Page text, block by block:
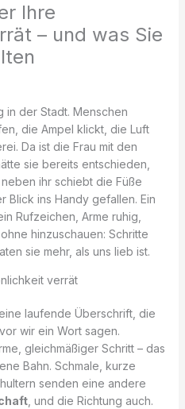
Ihre
– und was Sie
in der Stadt. Menschen
die Ampel klickt, die Luft
Da ist die Frau mit den
sie bereits entschieden,
ihr schiebt die Füße
Blick ins Handy gefallen. Ein
Rufzeichen, Arme ruhig,
hinzuschauen: Schritte
sie mehr, als uns lieb ist.
verrät
laufende Überschrift, die
wir ein Wort sagen.
gleichmäßiger Schritt – das
Bahn. Schmale, kurze
senden eine andere
, und die Richtung auch.